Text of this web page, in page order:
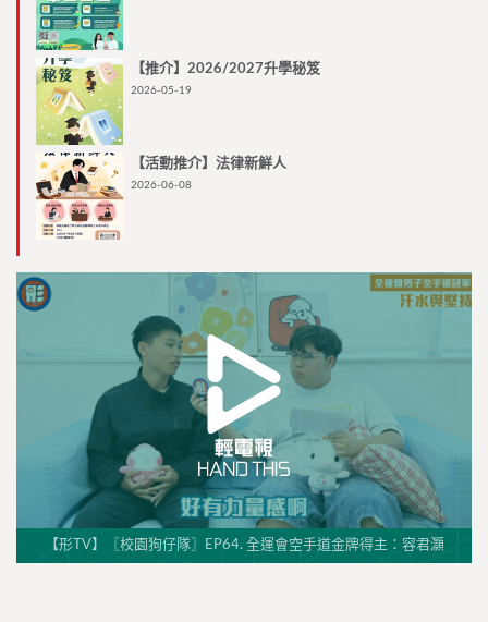
【推介】2026/2027升學秘笈
2026-05-19
【活動推介】法律新鮮人
2026-06-08
【形TV】〖校園狗仔隊〗EP64. 全運會空手道金牌得主：容君灝